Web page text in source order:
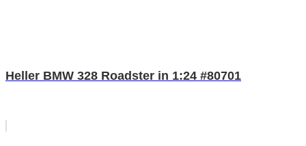
Heller BMW 328 Roadster in 1:24 #80701